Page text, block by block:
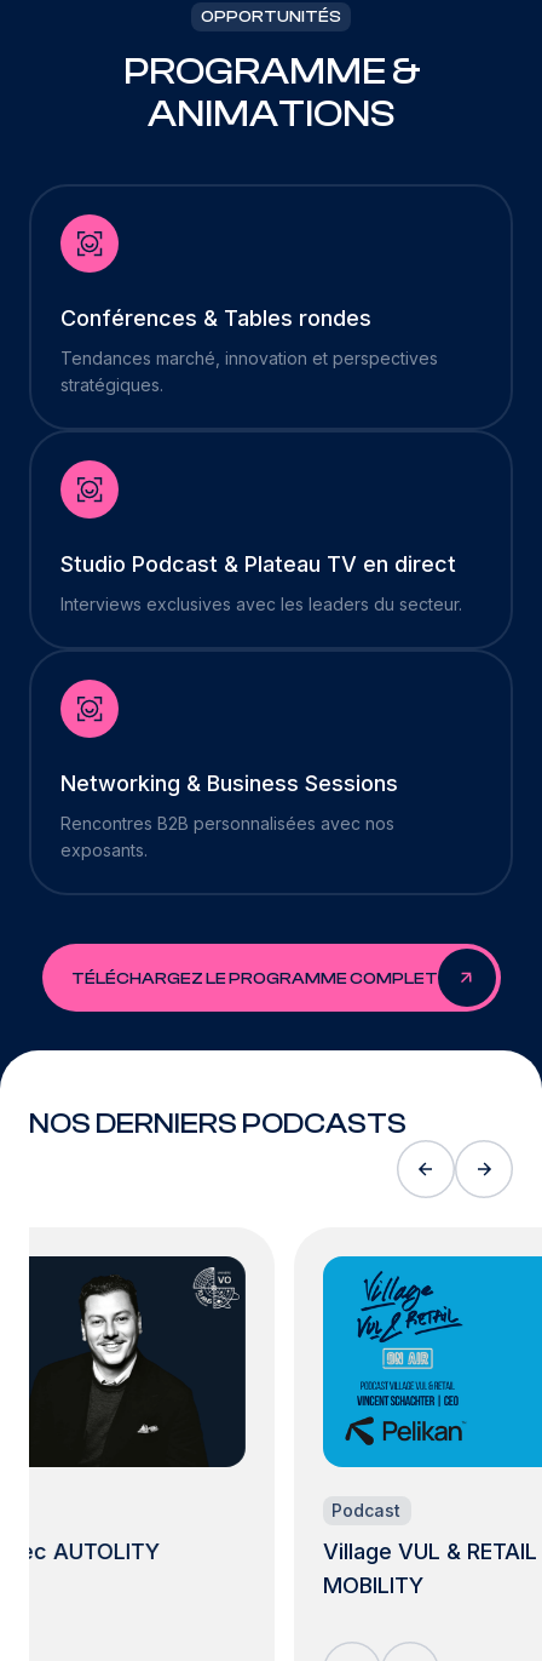
OPPORTUNITÉS
PROGRAMME &
ANIMATIONS
Conférences & Tables rondes
Tendances marché, innovation et perspectives
stratégiques.
Studio Podcast & Plateau TV en direct
Interviews exclusives avec les leaders du secteur.
Networking & Business Sessions
Rencontres B2B personnalisées avec nos
exposants.
TÉLÉCHARGEZ LE PROGRAMME COMPLET
NOS DERNIERS PODCASTS
AUTOLITY
Podcast
Village VUL &
MOBILITY